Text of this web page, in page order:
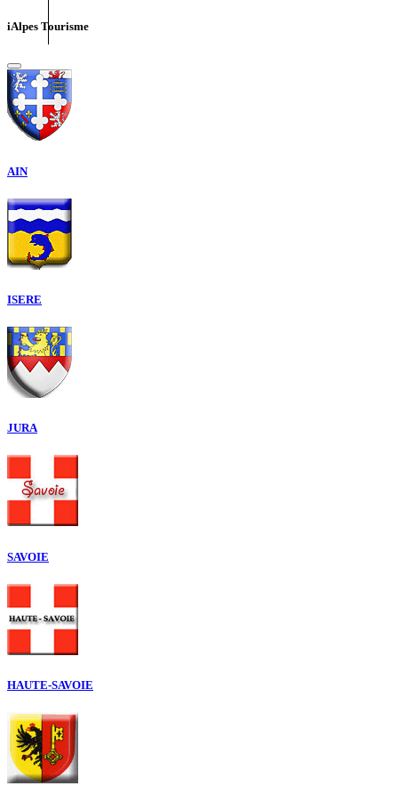
iAlpes Tourisme
AIN
ISERE
JURA
SAVOIE
HAUTE-SAVOIE